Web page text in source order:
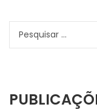
Pesquisar